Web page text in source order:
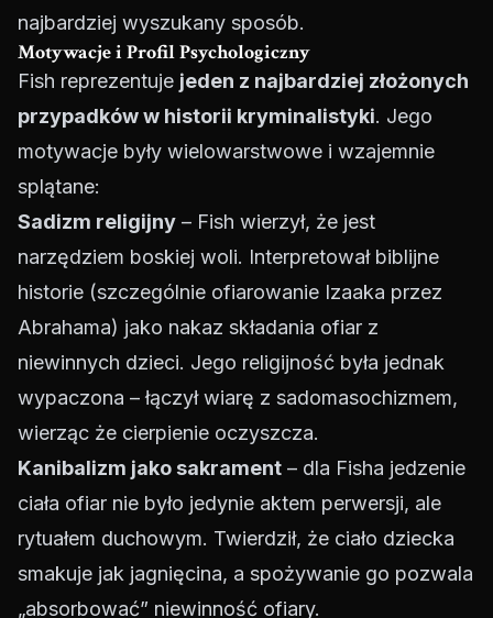
najbardziej wyszukany sposób.
Motywacje i Profil Psychologiczny
Fish reprezentuje jeden z najbardziej złożonych
przypadków w historii kryminalistyki. Jego
motywacje były wielowarstwowe i wzajemnie
splątane:
Sadizm religijny – Fish wierzył, że jest
narzędziem boskiej woli. Interpretował biblijne
historie (szczególnie ofiarowanie Izaaka przez
Abrahama) jako nakaz składania ofiar z
niewinnych dzieci. Jego religijność była jednak
wypaczona – łączył wiarę z sadomasochizmem,
wierząc że cierpienie oczyszcza.
Kanibalizm jako sakrament – dla Fisha jedzenie
ciała ofiar nie było jedynie aktem perwersji, ale
rytuałem duchowym. Twierdził, że ciało dziecka
smakuje jak jagnięcina, a spożywanie go pozwala
„absorbować” niewinność ofiary.